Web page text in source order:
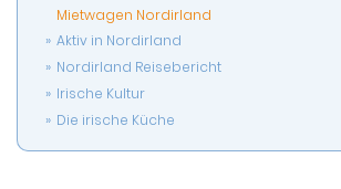
Mietwagen Nordirland
Aktiv in Nordirland
Nordirland Reisebericht
Irische Kultur
Die irische Küche